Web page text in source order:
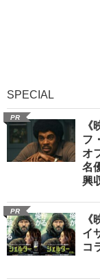
SPECIAL
PR
フ
オ
名
興
PR
イ
コ